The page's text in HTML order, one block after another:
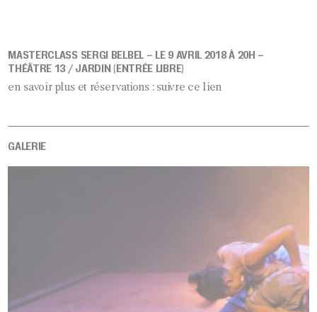
MASTERCLASS SERGI BELBEL – LE 9 AVRIL 2018 À 20H –
THÉÂTRE 13 / JARDIN (ENTRÉE LIBRE)
en savoir plus et réservations : suivre ce lien
GALERIE